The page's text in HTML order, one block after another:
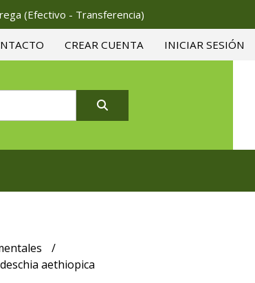
(Efectivo - Transferencia)
CREAR CUENTA INICIAR SESIÓN
aethiopica